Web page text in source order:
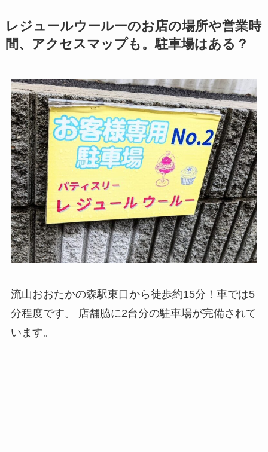
レジュールウールーのお店の場所や営業時
間、アクセスマップも。駐車場はある？
流山おおたかの森駅東口から徒歩約15分！車では5
分程度です。 店舗脇に2台分の駐車場が完備されて
います。